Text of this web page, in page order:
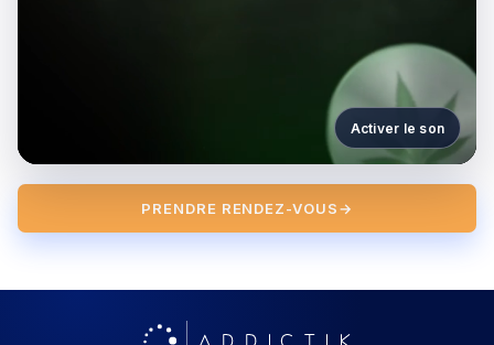
Activer le son
PRENDRE RENDEZ-VOUS→